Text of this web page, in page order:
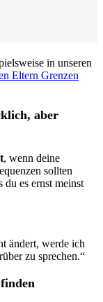
in unseren
Eltern Grenzen
aber
, wenn deine
sollten
du es ernst meinst
ändert, werde ich
zu sprechen.“